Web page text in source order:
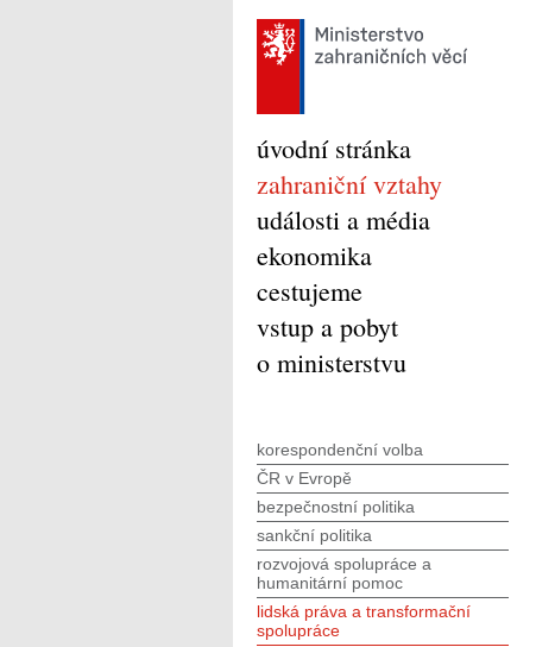
úvodní stránka
zahraniční vztahy
události a média
ekonomika
cestujeme
vstup a pobyt
o ministerstvu
korespondenční volba
ČR v Evropě
bezpečnostní politika
sankční politika
rozvojová spolupráce a
humanitární pomoc
lidská práva a transformační
spolupráce